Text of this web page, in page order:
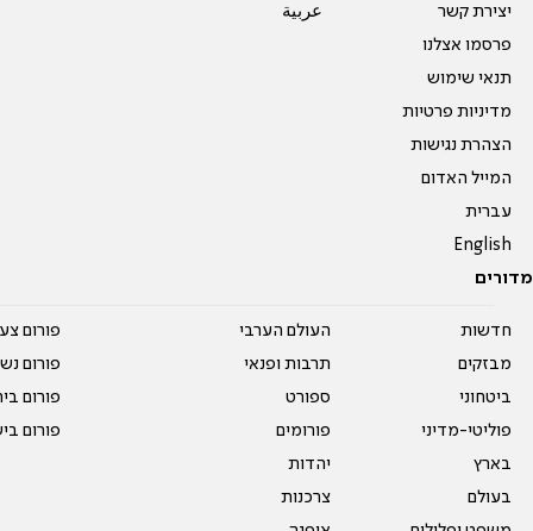
יצירת קשר
פרסמו אצלנו
תנאי שימוש
מדיניות פרטיות
הצהרת נגישות
המייל האדום
עברית
English
عربية
מדורים
חדשות
מבזקים
ביטחוני
פוליטי-מדיני
בארץ
בעולם
העולם הערבי
תרבות ופנאי
ספורט
פורומים
יהדות
צרכנות
פורום
פורום
פורום
פורום